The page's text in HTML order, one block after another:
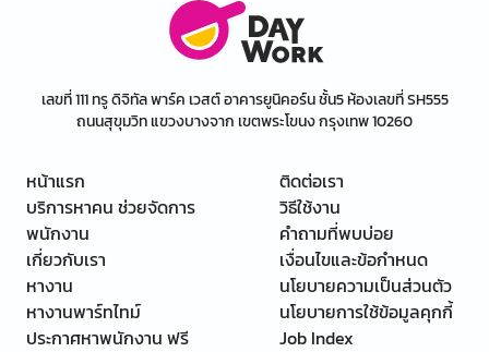
เลขที่ 111 ทรู ดิจิทัล พาร์ค เวสต์ อาคารยูนิคอร์น ชั้น5 ห้องเลขที่ SH555
ถนนสุขุมวิท แขวงบางจาก เขตพระโขนง กรุงเทพ 10260
หน้าแรก
บริการหาคน ช่วยจัดการ
พนักงาน
เกี่ยวกับเรา
หางาน
หางานพาร์ทไทม์
ประกาศหาพนักงาน ฟรี
ติดต่อเรา
วิธีใช้งาน
คำถามที่พบบ่อย
เงื่อนไขและข้อกำหนด
นโยบายความเป็นส่วนตัว
นโยบายการใช้ข้อมูลคุกกี้
Job Index